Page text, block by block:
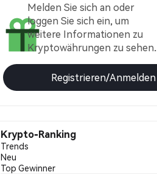
Melden Sie sich an oder
loggen Sie sich ein, um
weitere Informationen zu
Kryptowährungen zu sehen.
Registrieren/Anmelden
Krypto-Ranking
Trends
Neu
Top Gewinner